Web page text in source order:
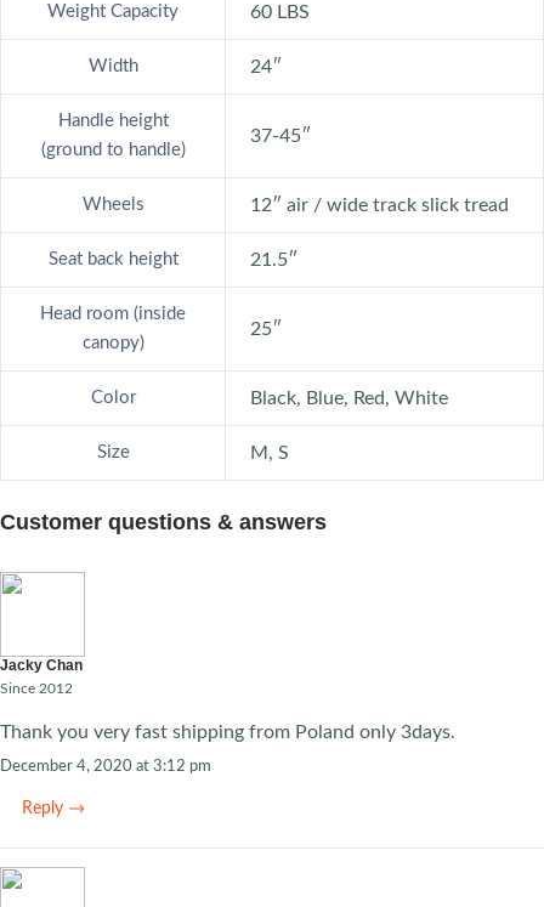
Weight Capacity 60 LBS
Width 24″
Handle height
(ground to handle)
37-45″
Wheels 12″ air / wide track slick tread
Seat back height 21.5″
Head room (inside
canopy)
25″
Color Black, Blue, Red, White
Size M, S
Customer questions & answers
Jacky Chan
Since 2012
Thank you very fast shipping from Poland only 3days.
December 4, 2020 at 3:12 pm
Reply